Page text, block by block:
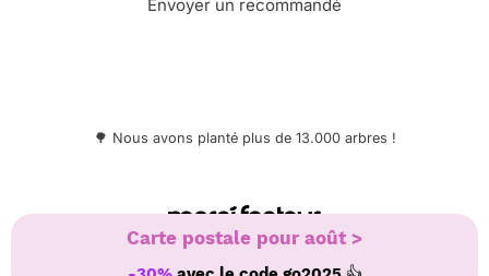
Carte postale pour août >
Envoyer un recommandé
🌳 Nous avons planté plus de 13.000 arbres !
© Merci Facteur